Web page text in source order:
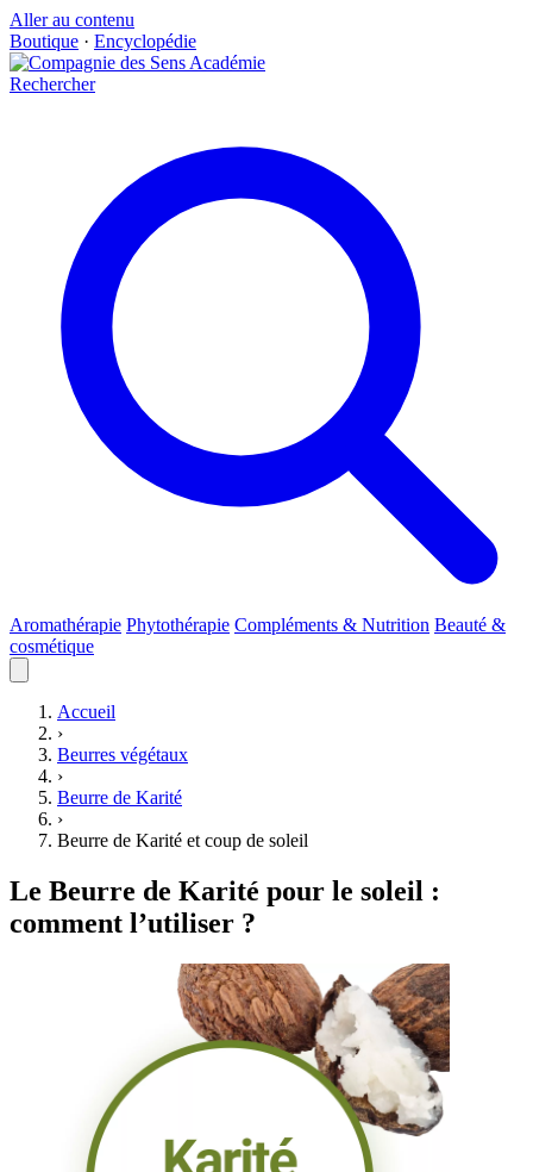
Aller au contenu
Boutique · Encyclopédie
Rechercher
Aromathérapie Phytothérapie Compléments & Nutrition Beauté &
cosmétique
Accueil
›
Beurres végétaux
›
Beurre de Karité
›
Beurre de Karité et coup de soleil
Le Beurre de Karité pour le soleil :
comment l’utiliser ?